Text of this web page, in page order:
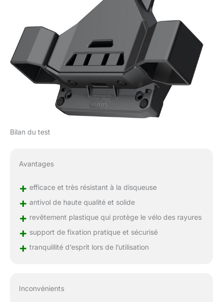
Bilan du test
Avantages
+ efficace et très résistant à la disqueuse
+ antivol de haute qualité et solide
+ revêtement plastique qui protège le vélo des rayures
+ support de fixation pratique et sécurisé
+ tranquillité d’esprit lors de l’utilisation
Inconvénients